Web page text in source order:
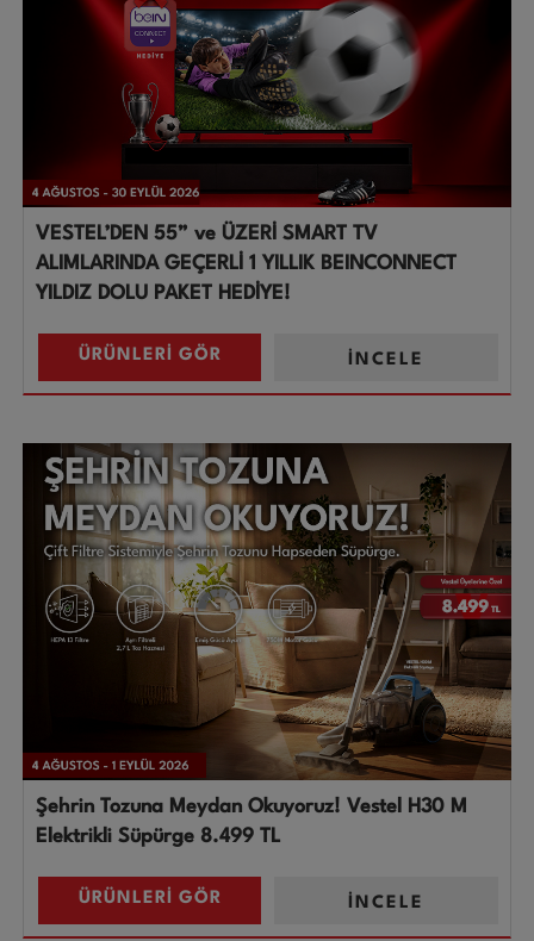
VESTEL’DEN 55” ve ÜZERİ SMART TV
ALIMLARINDA GEÇERLİ 1 YILLIK BEINCONNECT
YILDIZ DOLU PAKET HEDİYE!
İNCELE
ÜRÜNLERİ GÖR
Şehrin Tozuna Meydan Okuyoruz! Vestel H30 M
Elektrikli Süpürge 8.499 TL
İNCELE
ÜRÜNLERİ GÖR